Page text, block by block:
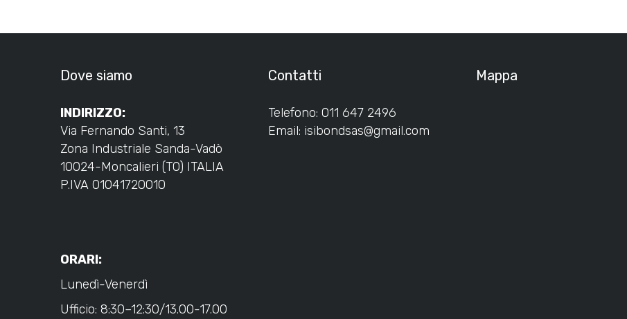
Dove siamo
INDIRIZZO:
Via Fernando Santi, 13
Zona Industriale Sanda-Vadò
10024-Moncalieri (TO) ITALIA
P.IVA 01041720010
ORARI:
Lunedì-Venerdì
Ufficio: 8:30–12:30/13.00-17.00
Contatti
Telefono: 011 647 2496
Email: isibondsas@gmail.com
Mappa